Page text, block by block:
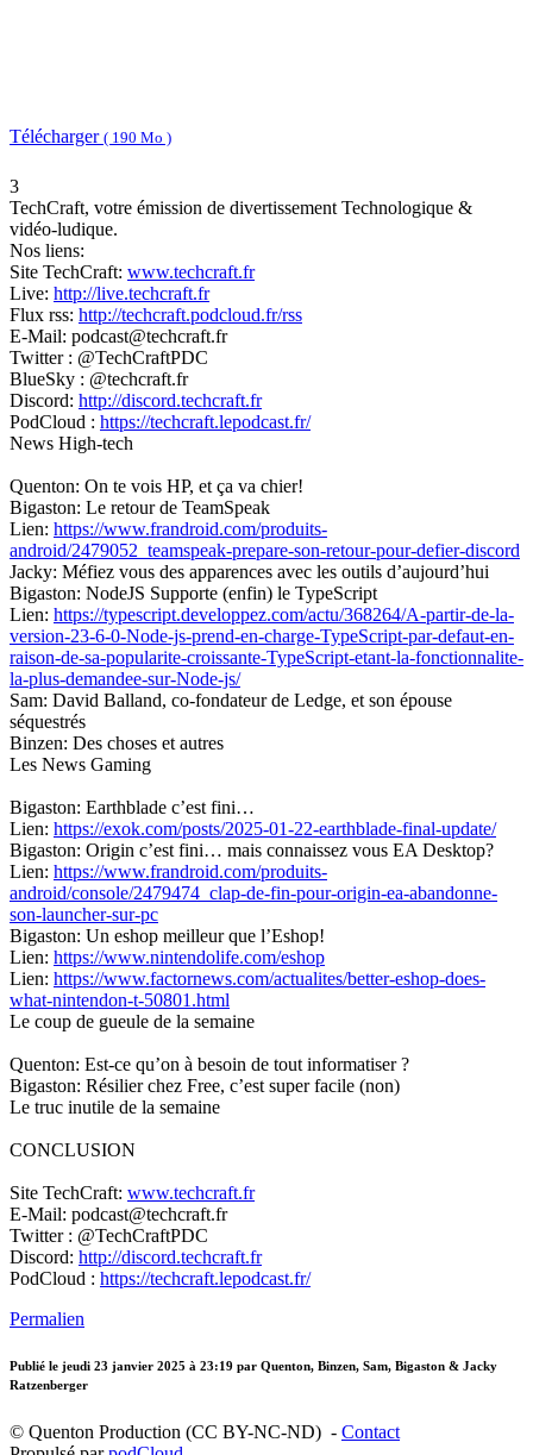
Télécharger ( 190 Mo )
3
TechCraft, votre émission de divertissement Technologique &
vidéo-ludique.
Nos liens:
Site TechCraft: www.techcraft.fr
Live: http://live.techcraft.fr
Flux rss: http://techcraft.podcloud.fr/rss
E-Mail: podcast@techcraft.fr
Twitter : @TechCraftPDC
BlueSky : @techcraft.fr
Discord: http://discord.techcraft.fr
PodCloud : https://techcraft.lepodcast.fr/
News High-tech
Quenton: On te vois HP, et ça va chier!
Bigaston: Le retour de TeamSpeak
Lien: https://www.frandroid.com/produits-
android/2479052_teamspeak-prepare-son-retour-pour-defier-discord
Jacky: Méfiez vous des apparences avec les outils d’aujourd’hui
Bigaston: NodeJS Supporte (enfin) le TypeScript
Lien: https://typescript.developpez.com/actu/368264/A-partir-de-la-
version-23-6-0-Node-js-prend-en-charge-TypeScript-par-defaut-en-
raison-de-sa-popularite-croissante-TypeScript-etant-la-fonctionnalite-
la-plus-demandee-sur-Node-js/
Sam: David Balland, co-fondateur de Ledge, et son épouse
séquestrés
Binzen: Des choses et autres
Les News Gaming
Bigaston: Earthblade c’est fini…
Lien: https://exok.com/posts/2025-01-22-earthblade-final-update/
Bigaston: Origin c’est fini… mais connaissez vous EA Desktop?
Lien: https://www.frandroid.com/produits-
android/console/2479474_clap-de-fin-pour-origin-ea-abandonne-
son-launcher-sur-pc
Bigaston: Un eshop meilleur que l’Eshop!
Lien: https://www.nintendolife.com/eshop
Lien: https://www.factornews.com/actualites/better-eshop-does-
what-nintendon-t-50801.html
Le coup de gueule de la semaine
Quenton: Est-ce qu’on à besoin de tout informatiser ?
Bigaston: Résilier chez Free, c’est super facile (non)
Le truc inutile de la semaine
CONCLUSION
Site TechCraft: www.techcraft.fr
E-Mail: podcast@techcraft.fr
Twitter : @TechCraftPDC
Discord: http://discord.techcraft.fr
PodCloud : https://techcraft.lepodcast.fr/
Permalien
Publié le jeudi 23 janvier 2025 à 23:19 par Quenton, Binzen, Sam, Bigaston & Jacky
Ratzenberger
© Quenton Production (CC BY-NC-ND) - Contact